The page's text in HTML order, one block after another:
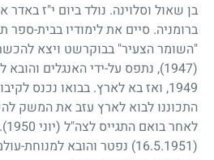
בן שאול וסלוינה. נולד ביום י"ז באדר
ברומניה. סיים את לימודיו בבית-
"השומר הצעיר" בבוקרשט ויצא
(1947)
, נתפס על-ידי האנגלים והובא
1949, ואז בא לארץ. בבואו נכנס
התכוננו לבוא לארץ עזב את המשק
לאחר בואם התגייס לצה"ל (יוני 1950
(16.5.1951)
נפטר והובא למנוחת-